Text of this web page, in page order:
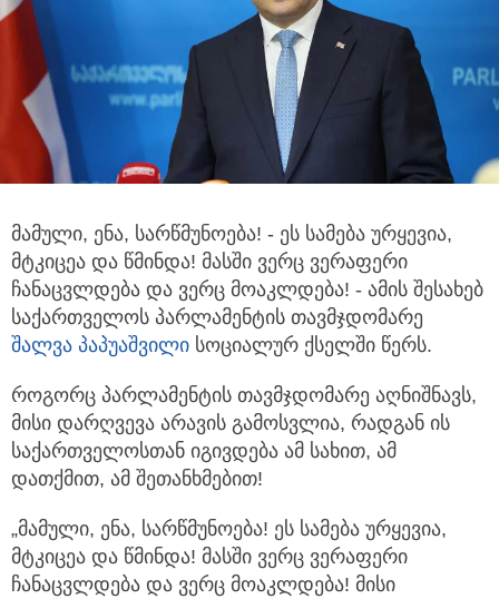
მამული, ენა, სარწმუნოება! - ეს სამება ურყევია,
მტკიცეა და წმინდა! მასში ვერც ვერაფერი
ჩანაცვლდება და ვერც მოაკლდება! - ამის შესახებ
საქართველოს პარლამენტის თავმჯდომარე
შალვა პაპუაშვილი სოციალურ ქსელში წერს.
როგორც პარლამენტის თავმჯდომარე აღნიშნავს,
მისი დარღვევა არავის გამოსვლია, რადგან ის
საქართველოსთან იგივდება ამ სახით, ამ
დათქმით, ამ შეთანხმებით!
„მამული, ენა, სარწმუნოება! ეს სამება ურყევია,
მტკიცეა და წმინდა! მასში ვერც ვერაფერი
ჩანაცვლდება და ვერც მოაკლდება! მისი